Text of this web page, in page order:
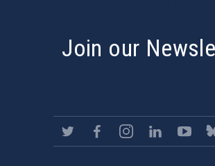
Join our